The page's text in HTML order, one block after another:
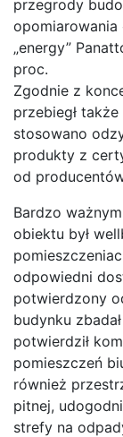
przegrody
opomiarowania
„energy”
proc.
Zgodnie z
przebiegł
stosowano
produkty z
od
Bardzo
obiektu był
odpowiedni
potwierdzony
budynku
potwierdził
pomieszczeń
również
pitnej,
strefy na